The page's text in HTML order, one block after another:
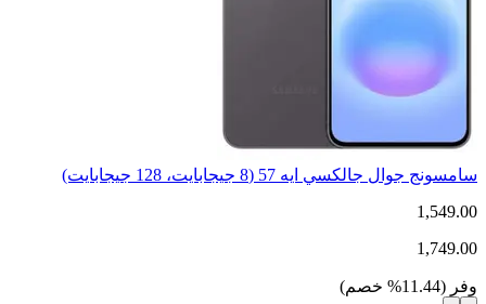
سامسونج جوال جالكسي ايه 57 (8 جيجابايت، 128 جيجابايت)
1,549.00
1,749.00
وفر (
11.44
% خصم)